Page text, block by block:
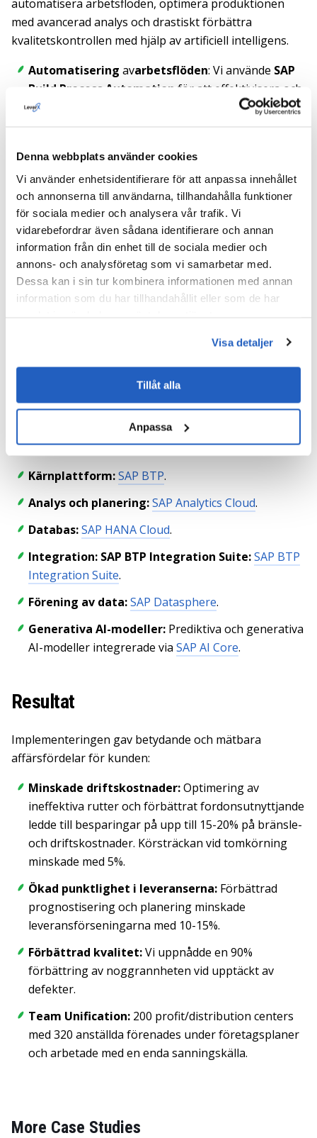
Denna webbplats använder cookies
Vi använder enhetsidentifierare för att anpassa innehållet
och annonserna till användarna, tillhandahålla funktioner
för sociala medier och analysera vår trafik. Vi
vidarebefordrar även sådana identifierare och annan
information från din enhet till de sociala medier och
annons- och analysföretag som vi samarbetar med.
Dessa kan i sin tur kombinera informationen med annan
information som du har tillhandahållit eller som de har
Visa detaljer
Tillåt alla
Anpassa
automatisera arbetsflöden, optimera produktionen
med avancerad analys och drastiskt förbättra
kvalitetskontrollen med hjälp av artificiell intelligens.
Automatisering avarbetsflöden: Vi använde SAP
Build Process Automation för att effektivisera och
automatisera viktiga arbetsflöden.
Analytics Cloudför avancerad analys, vilket bidrar
AI-driven kvalitetskontroll:Integrationen av AI
med SAP BTP AI Core förbättrade produktkvaliteten
avsevärt. Systemet upptäcker nu defekter med
högre noggrannhetän mänskliga inspektörer.
Datahantering i realtid: Genom att använda SAP
Datasphere möjliggjorde vi insamling och analys i
en enhetlig vy för snabbt beslutsfattande.
Lösningen är byggd på en skalbar och integrerad SAP-
teknikstack:
Kärnplattform:SAP BTP.
Analys och planering:SAP Analytics Cloud.
Databas:SAP HANA Cloud.
Integration: SAP BTP Integration Suite:SAP BTP
Integration Suite.
Förening av data:SAP Datasphere.
Generativa AI-modeller: Prediktiva och generativa
AI-modeller integrerade via SAP AI Core.
Resultat
Implementeringen gav betydande och mätbara
affärsfördelar för kunden:
Minskade driftskostnader:Optimering av
ineffektiva rutter och förbättrat fordonsutnyttjande
ledde till besparingar på upp till 15-20% på bränsle-
och driftskostnader. Körsträckan vid tomkörning
minskade med 5%.
Ökad punktlighet i leveranserna: Förbättrad
prognostisering och planering minskade
leveransförseningarna med 10-15%.
Förbättrad kvalitet:Vi uppnådde en 90%
förbättring av noggrannheten vid upptäckt av
defekter.
Team Unification: 200 profit/distribution centers
med 320 anställda förenades under företagsplaner
och arbetade med en enda sanningskälla.
More Case Studies